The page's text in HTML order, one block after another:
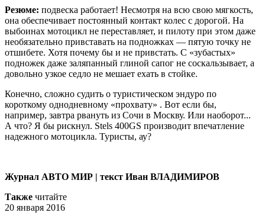
Резюме: подвеска работает! Несмотря на всю свою мягкость,
она обеспечивает постоянный контакт колес с дорогой. На
выбоинах мотоцикл не переставляет, и пилоту при этом даже
необязательно привставать на подножках — пятую точку не
отшибете. Хотя почему бы и не привстать. С «зубастых»
подножек даже заляпанный глиной сапог не соскальзывает, а
довольно узкое седло не мешает ехать в стойке.
Конечно, сложно судить о туристическом эндуро по
короткому однодневному «прохвату» . Вот если бы,
например, завтра рвануть из Сочи в Москву. Или наоборот...
А что? Я бы рискнул. Stels 400GS производит впечатление
надежного мотоцикла. Туристы, ау?
Журнал АВТО МИР | текст Иван ВЛАДИМИРОВ
Также читайте
20 января 2016